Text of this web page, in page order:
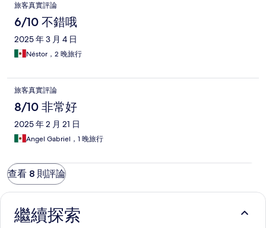
旅客真實評論
6/10 不錯哦
2025 年 3 月 4 日
Néstor，2 晚旅行
旅客真實評論
8/10 非常好
2025 年 2 月 21 日
Angel Gabriel，1 晚旅行
查看 8 則評論
繼續探索